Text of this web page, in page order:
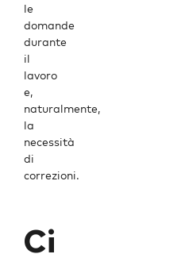
le
domande
durante
il
lavoro
e,
naturalmente,
la
necessità
di
correzioni.
Ci